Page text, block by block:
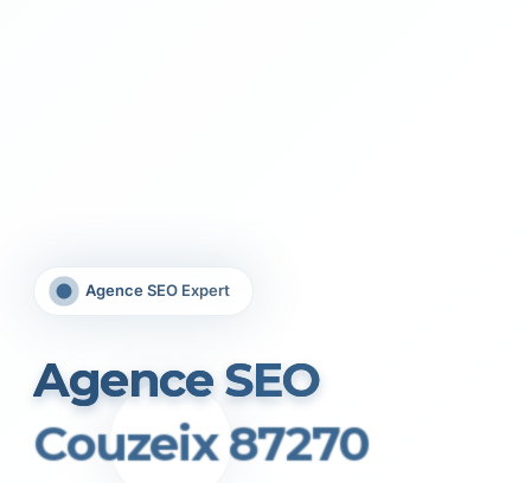
Agence SEO Expert
Agence SEO
Couzeix 87270